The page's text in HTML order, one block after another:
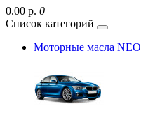
0.00 р. 0
Список категорий
Моторные масла NEO